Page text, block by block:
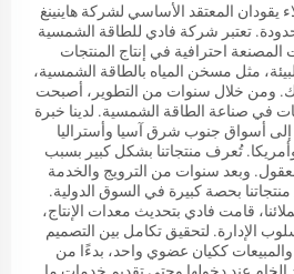
يقودان المعتقد الأساسي لشركة هاينينغ
تعتبر شركة فادي للطاقة الشمسية
احترافية في إنتاج المنتجات
مثل مسخن المياه بالطاقة الشمسية،
ومن خلال سنوات من التطوير، أصبحت
في صناعة الطاقة الشمسية. لدينا خبرة
إلى أسواق جنوب شرق آسيا وأستراليا
تُعرف منتجاتنا بشكل كبير بسبب
وبعد سنوات من الترويج والخدمة
بحصة كبيرة في السوق الدولية.
قامت فادي بتحديث معدات الإنتاج،
الإدارة. لتحقيق تكامل بين التصميم
والمبيعات ككيان عضوي واحد، بدءًا من